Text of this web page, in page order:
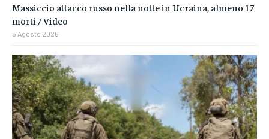
Massiccio attacco russo nella notte in Ucraina, almeno 17
morti / Video
5 Agosto 2026